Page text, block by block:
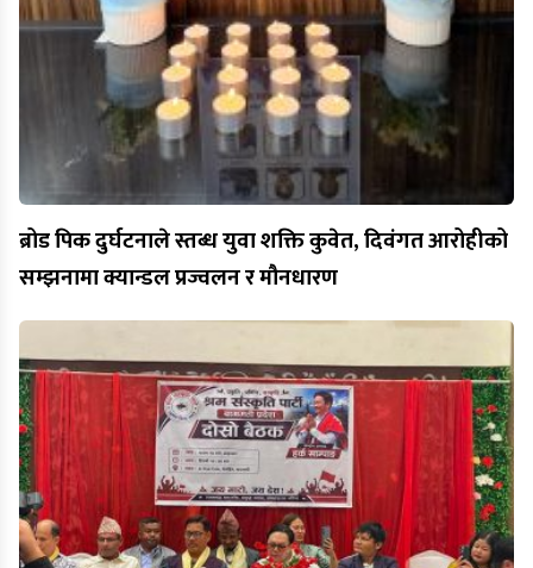
ब्रोड पिक दुर्घटनाले स्तब्ध युवा शक्ति कुवेत, दिवंगत आरोहीको
सम्झनामा क्यान्डल प्रज्वलन र मौनधारण